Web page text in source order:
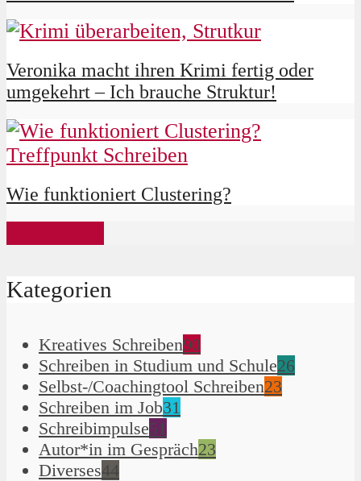
Veronika macht ihren Krimi fertig oder
umgekehrt – Ich brauche Struktur!
Wie funktioniert Clustering?
Kategorien
Kreatives Schreiben90
Schreiben in Studium und Schule26
Selbst-/Coachingtool Schreiben23
Schreiben im Job31
Schreibimpulse51
Autor*in im Gespräch23
Diverses44